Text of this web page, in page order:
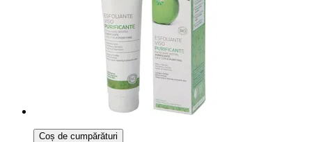
Coș de cumpărături